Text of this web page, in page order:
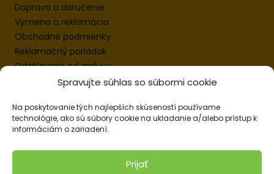
Spravujte súhlas so súbormi cookie
Na poskytovanie tých najlepších skúseností používame
technológie, ako sú súbory cookie na ukladanie a/alebo prístup k
informáciám o zariadení.
Prijať
Doprava a doručenie
Výmena a reklamácia
Obchodné podmienky
Reklamačný poriadok
Odstúpenie od zmluvy
Informácie k odstúpeniu
Nastavenie cookies
vyhradené.